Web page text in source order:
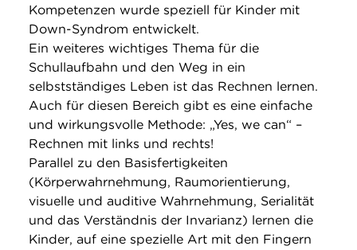
Kompetenzen wurde speziell für Kinder mit
Down-Syndrom entwickelt.
Ein weiteres wichtiges Thema für die
Schullaufbahn und den Weg in ein
selbstständiges Leben ist das Rechnen lernen.
Auch für diesen Bereich gibt es eine einfache
und wirkungsvolle Methode: „Yes, we can“ –
Rechnen mit links und rechts!
Parallel zu den Basisfertigkeiten
(Körperwahrnehmung, Raumorientierung,
visuelle und auditive Wahrnehmung, Serialität
und das Verständnis der Invarianz) lernen die
Kinder, auf eine spezielle Art mit den Fingern